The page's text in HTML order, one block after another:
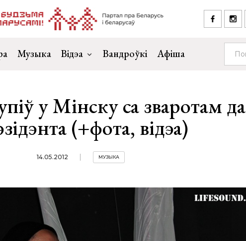
Музыка Відэа Вандроўкі Афіша
у Мінску са зваротам да
(+фота, відэа)
14.05.2012 МУЗЫКА